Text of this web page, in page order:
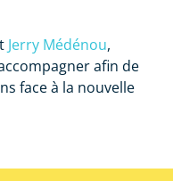
Jerry Médénou,
afin de
face à la nouvelle